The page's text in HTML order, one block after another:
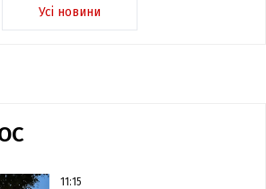
Усі новини
11:15